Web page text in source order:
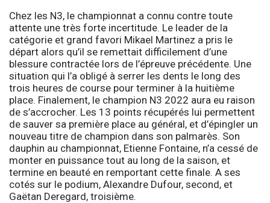
Chez les N3, le championnat a connu contre toute
attente une très forte incertitude. Le leader de la
catégorie et grand favori Mikael Martinez a pris le
départ alors qu’il se remettait difficilement d’une
blessure contractée lors de l’épreuve précédente. Une
situation qui l’a obligé à serrer les dents le long des
trois heures de course pour terminer à la huitième
place. Finalement, le champion N3 2022 aura eu raison
de s’accrocher. Les 13 points récupérés lui permettent
de sauver sa première place au général, et d’épingler un
nouveau titre de champion dans son palmarès. Son
dauphin au championnat, Etienne Fontaine, n’a cessé de
monter en puissance tout au long de la saison, et
termine en beauté en remportant cette finale. A ses
cotés sur le podium, Alexandre Dufour, second, et
Gaëtan Deregard, troisième.